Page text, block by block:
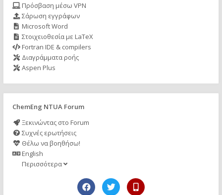
Πρόσβαση μέσω VPN
Σάρωση εγγράφων
Microsoft Word
Στοιχειοθεσία με LaTeX
Fortran IDE & compilers
Διαγράμματα ροής
Aspen Plus
ChemEng NTUA Forum
Ξεκινώντας στο Forum
Συχνές ερωτήσεις
Θέλω να βοηθήσω!
English
Περισσότερα